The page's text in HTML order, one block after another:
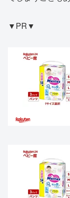
▼PR▼